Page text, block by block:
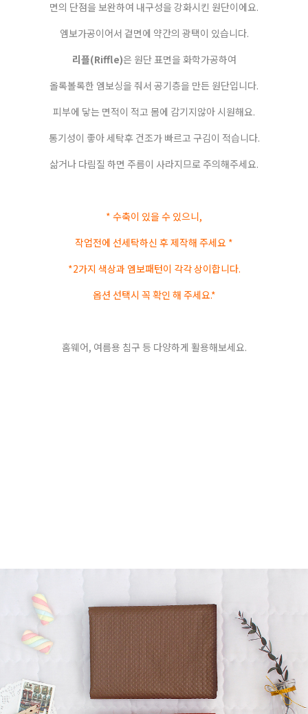
면의 단점을 보완하여 내구성을 강화시킨 원단이에요.
엠보가공이어서 겉면에 약간의 광택이 있습니다.
리플(Riffle)은 원단 표면을 화학가공하여
올록볼록한 엠보싱을 줘서 공기층을 만든 원단입니다.
피부에 닿는 면적이 적고 몸에 감기지않아 시원해요.
통기성이 좋아 세탁후 건조가 빠르고 구김이 적습니다.
삶거나 다림질 하면 주름이 사라지므로 주의해주세요.
* 수축이 있을 수 있으니,
작업전에 선세탁하신 후 제작해 주세요 *
*2가지 색상과 엠보패턴이 각각 상이합니다.
옵션 선택시 꼭 확인 해 주세요.*
홈웨어, 여름용 침구 등 다양하게 활용해보세요.